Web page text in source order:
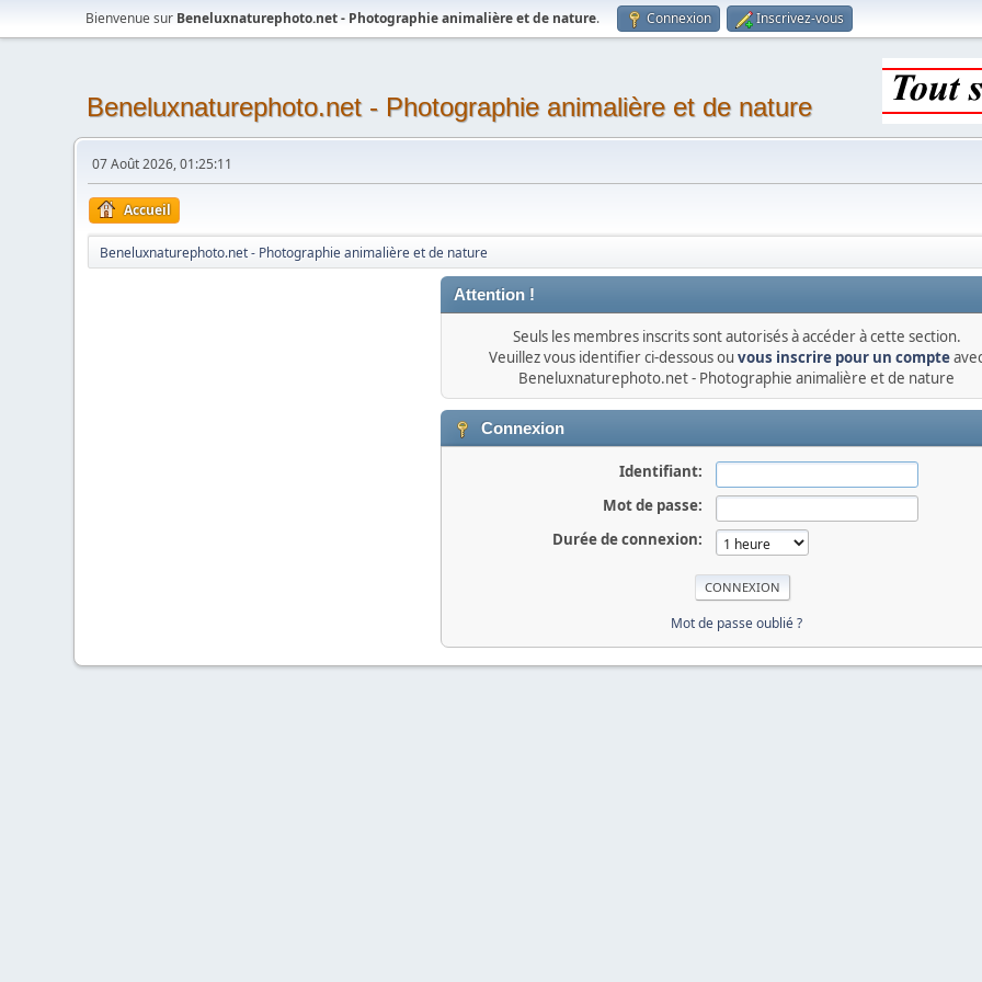
Bienvenue sur Beneluxnaturephoto.net - Photographie animalière et de nature. Connexion Inscrivez-vous
Beneluxnaturephoto.net - Photographie animalière et de nature
07 Août 2026, 01:25:11
Accueil
Beneluxnaturephoto.net - Photographie animalière et de nature
Attention !
Seuls les membres inscrits sont autorisés à accéder à cette section.
Veuillez vous identifier ci-dessous ou vous inscrire pour un compte
Beneluxnaturephoto.net - Photographie animalière et de nature
Connexion
Identifiant:
Mot de passe:
Durée de connexion:
Mot de passe oublié ?